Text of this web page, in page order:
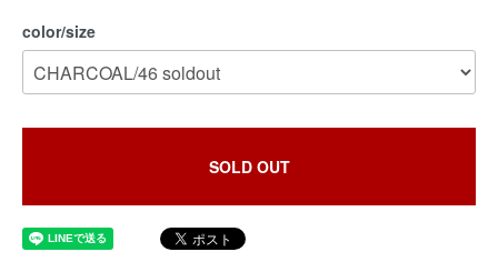
color/size
SOLD OUT